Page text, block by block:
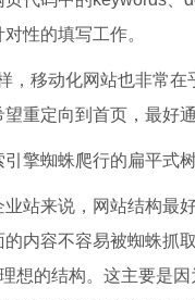
性的填写工作。
，移动化网站也非常
重定向到首页，最好
擎蜘蛛爬行的扁平式
业站来说，网站结构最
的内容不容易被蜘蛛
想的结构。这主要是